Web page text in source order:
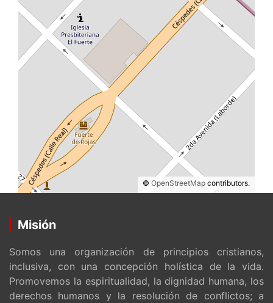
© OpenStreetMap contributors.
Misión
Somos una organización de principios cristianos,
inclusiva, con una concepción holística de la vida.
Promovemos la espiritualidad, la dignidad humana, los
derechos humanos y la resolución de conflictos; a